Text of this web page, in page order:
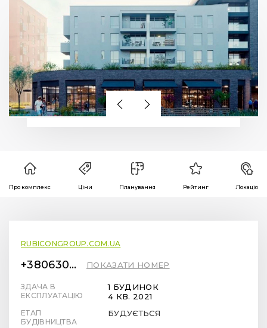
Про комплекс Ціни Планування Рейтинг Локація
RUBICONGROUP.COM.UA
+380630737777 ПОКАЗАТИ НОМЕР
ЗДАЧА В
ЕКСПЛУАТАЦІЮ
1 БУДИНОК
4 КВ. 2021
ЕТАП
БУДІВНИЦТВА
БУДУЄТЬСЯ